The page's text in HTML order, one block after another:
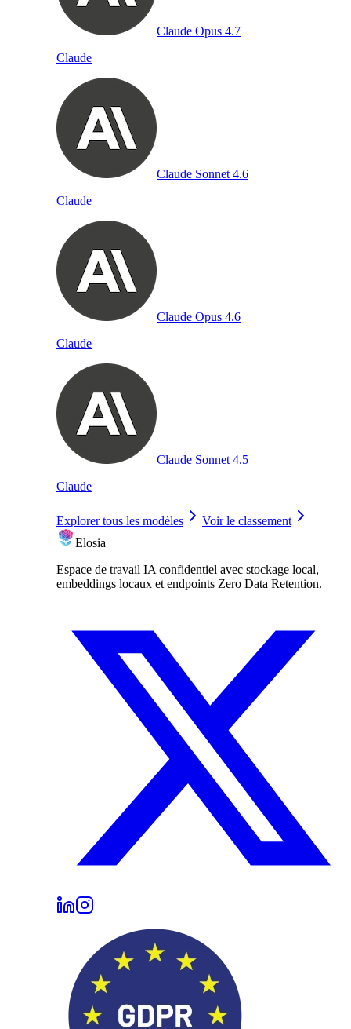
Claude Opus 4.7
Claude
Claude Sonnet 4.6
Claude
Claude Opus 4.6
Claude
Claude Sonnet 4.5
Claude
Explorer tous les modèles
Voir le classement
Elosia
Espace de travail IA confidentiel avec stockage local,
embeddings locaux et endpoints Zero Data Retention.